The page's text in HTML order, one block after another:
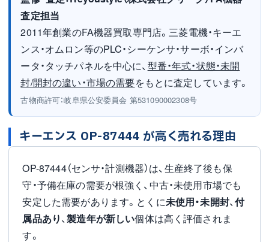
査定担当
2011年創業のFA機器買取専門店。三菱電機・キーエ
ンス・オムロン等のPLC・シーケンサ・サーボ・インバ
ータ・タッチパネルを中心に、 型番・年式・状態・未開
封/開封の違い・市場の需要をもとに査定しています。
古物商許可：岐阜県公安委員会 第531090002308号
キーエンス OP-87444 が高く売れる理由
OP-87444（センサ・計測機器）は、生産終了後も保
守・予備在庫の需要が根強く、中古・未使用市場でも
安定した需要があります。とくに未使用・未開封、付
属品あり、製造年が新しい個体は高く評価されま
す。